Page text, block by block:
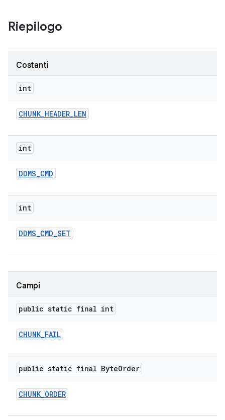
Riepilogo
Costanti
int
CHUNK_HEADER_LEN
int
DDMS_CMD
int
DDMS_CMD_SET
Campi
public static final int
CHUNK_FAIL
public static final ByteOrder
CHUNK_ORDER